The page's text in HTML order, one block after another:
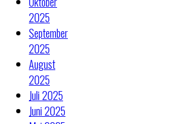
2025
September
2025
August
2025
Juli 2025
Juni 2025